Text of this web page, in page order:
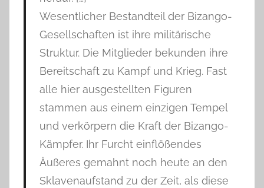
Wesentlicher Bestandteil der Bizango-
Gesellschaften ist ihre militärische
Struktur. Die Mitglieder bekunden ihre
Bereitschaft zu Kampf und Krieg. Fast
alle hier ausgestellten Figuren
stammen aus einem einzigen Tempel
und verkörpern die Kraft der Bizango-
Kämpfer. Ihr Furcht einflößendes
Äußeres gemahnt noch heute an den
Sklavenaufstand zu der Zeit, als diese